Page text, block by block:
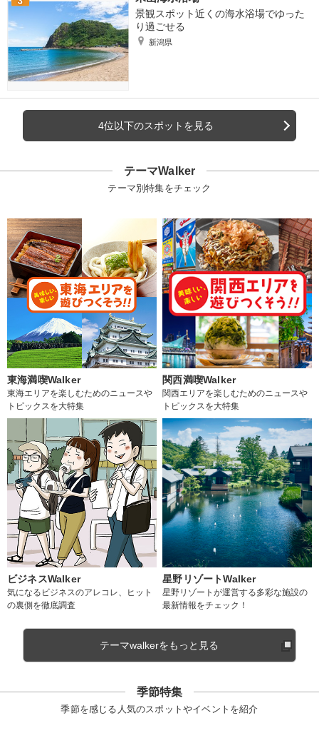
景観スポット近くの海水浴場でゆった
り過ごせる
新潟県
4位以下のスポットを見る
テーマWalker
テーマ別特集をチェック
東海満喫Walker
東海エリアを楽しむためのニュースや
トピックスを大特集
関西満喫Walker
関西エリアを楽しむためのニュースや
トピックスを大特集
ビジネスWalker
気になるビジネスのアレコレ、ヒット
の裏側を徹底調査
星野リゾートWalker
星野リゾートが運営する多彩な施設の
最新情報をチェック！
テーマwalkerをもっと見る
季節特集
季節を感じる人気のスポットやイベントを紹介